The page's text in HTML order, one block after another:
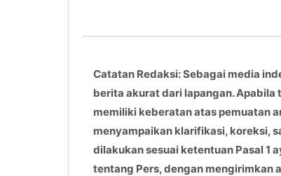
Catatan Redaksi: Sebagai media
berita akurat dari lapangan.
memiliki keberatan atas pemuatan
menyampaikan klarifikasi, koreksi,
dilakukan sesuai ketentuan Pasal 1
tentang Pers, dengan mengirimkan